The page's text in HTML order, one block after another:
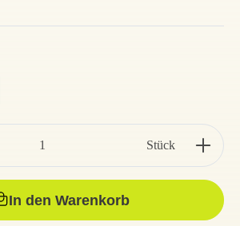
Stück
In den Warenkorb